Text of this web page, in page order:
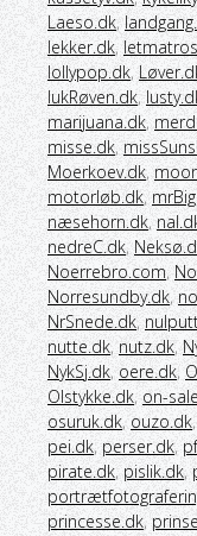
Laeso.dk,
lekker.dk,
lollypop.dk,
lukRøven.dk,
marijuana.dk,
misse.dk,
Moerkoev.dk,
motorløb.dk,
næsehorn.dk,
nedreC.dk,
Noerrebro.com,
Norresundby.dk,
NrSnede.dk,
nutte.dk, nutz.dk,
NykSj.dk, oere.dk,
Olstykke.dk, on-
osuruk.dk, ouzo.dk,
pei.dk, perser.dk,
pirate.dk, pislik.dk,
princesse.dk,